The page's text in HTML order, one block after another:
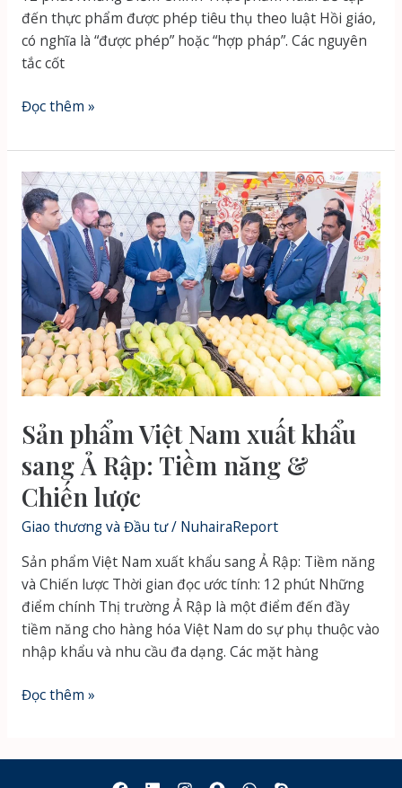
đến thực phẩm được phép tiêu thụ theo luật Hồi giáo,
có nghĩa là “được phép” hoặc “hợp pháp”. Các nguyên
tắc cốt
Thực
Halal:
Tiêu
Chuẩn,
Chứng
Nhận
và
Lợi
Ích
Đọc thêm »
Sản phẩm Việt Nam xuất khẩu
sang Ả Rập: Tiềm năng &
Chiến lược
Giao thương và Đầu tư/ NuhairaReport
Sản phẩm Việt Nam xuất khẩu sang Ả Rập: Tiềm năng
và Chiến lược Thời gian đọc ước tính: 12 phút Những
điểm chính Thị trường Ả Rập là một điểm đến đầy
tiềm năng cho hàng hóa Việt Nam do sự phụ thuộc vào
nhập khẩu và nhu cầu đa dạng. Các mặt hàng
Sản
Nam
Đọc thêm »